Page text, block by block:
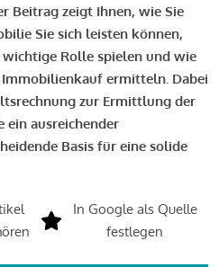
Beitrag zeigt Ihnen, wie Sie
Sie sich leisten können,
Rolle spielen und wie
ermitteln. Dabei
zur Ermittlung der
ein ausreichender
Basis für eine solide
In Google als Quelle
festlegen